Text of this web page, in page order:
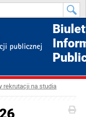
rekrutacji na studia